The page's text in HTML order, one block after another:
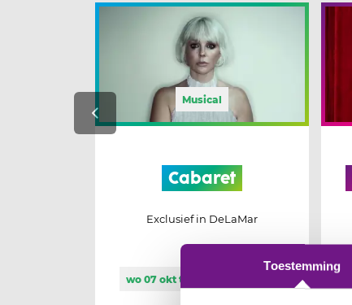
Toestemming
Musical
Cabaret
Exclusief in DeLaMar
wo 07 okt t/m zo 03 jan 2027